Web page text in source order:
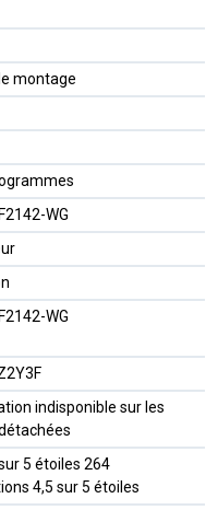
montage
WG
WG
indisponible sur les
5 étoiles 264
4,5 sur 5 étoiles